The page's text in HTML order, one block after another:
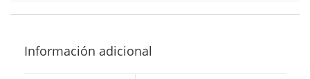
Información adicional